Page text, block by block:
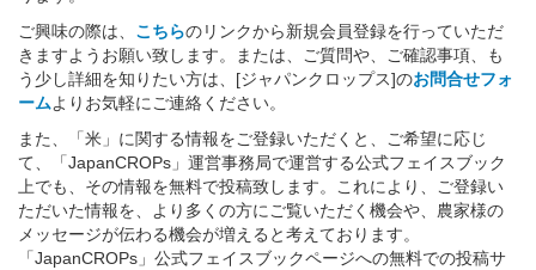
ご興味の際は、 こちらのリンクから新規会員登録を行っていただ
きますようお願い致します。または、ご質問や、ご確認事項、も
う少し詳細を知りたい方は、[ジャパンクロップス]のお問合せフォ
ームよりお気軽にご連絡ください。
また、「米」に関する情報をご登録いただくと、ご希望に応じ
て、「JapanCROPs」運営事務局で運営する公式フェイスブック
上でも、その情報を無料で投稿致します。これにより、ご登録い
ただいた情報を、より多くの方にご覧いただく機会や、農家様の
メッセージが伝わる機会が増えると考えております。
「JapanCROPs」公式フェイスブックページへの無料での投稿サ